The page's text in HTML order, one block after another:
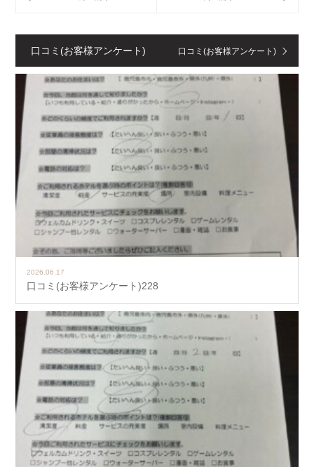
口コミ(お客様アンケート) 口コミ(お客様アンケート)
2026.06.17
口コミ(お客様アンケート)228